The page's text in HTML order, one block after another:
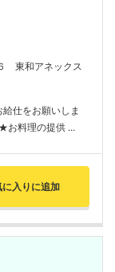
東和アネックス
仕をお願いしま
お料理の提供 ...
に入りに追加